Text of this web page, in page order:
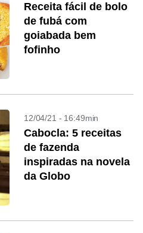
Receita fácil de bolo
de fubá com
goiabada bem
fofinho
12/04/21 - 16:49min
Cabocla: 5 receitas
de fazenda
inspiradas na novela
da Globo